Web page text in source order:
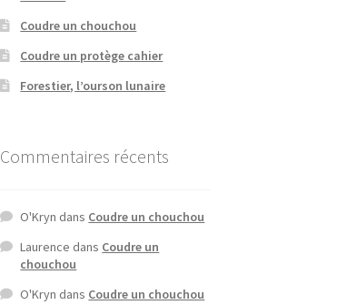
Coudre un chouchou
Coudre un protège cahier
Forestier, l’ourson lunaire
Commentaires récents
O'Kryn dans Coudre un chouchou
Laurence dans Coudre un
chouchou
O'Kryn dans Coudre un chouchou